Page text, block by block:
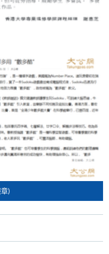
「註冊及學費通知」，適
通知」及繳交所需費用。
法。如對報名程序有任
，或聯絡有關課程負責
已接駁互聯網及支援
電腦上進行。建議選用
序。
優惠」。如需享用其他
報名中心報名。
)